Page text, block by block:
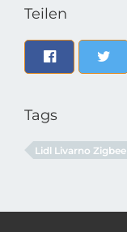
Teilen
Tags
Lidl Livarno Zigbee